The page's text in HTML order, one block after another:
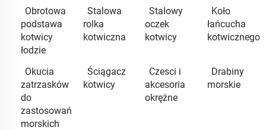
Obrotowa
podstawa
kotwicy
łodzie
Stalowa
rolka
kotwiczna
Stalowy
oczek
kotwicy
Koło
łańcucha
kotwicznego
Okucia
zatrzasków
do
zastosowań
morskich
Ściągacz
kotwicy
Czesci i
akcesoria
okrężne
Drabiny
morskie